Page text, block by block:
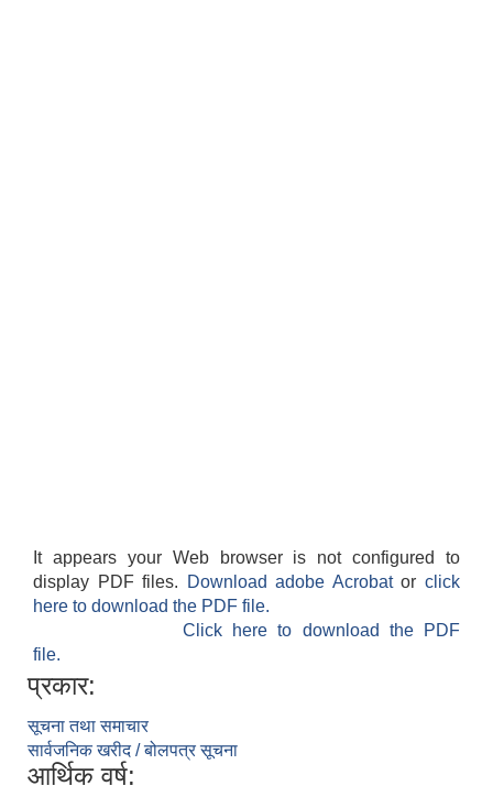
It appears your Web browser is not configured to
display PDF files.
Download adobe Acrobatorclick
here to download the PDF file.
Click here to download the PDF
file.
प्रकार:
सूचना तथा समाचार
सार्वजनिक खरीद / बोलपत्र सूचना
आर्थिक वर्ष: